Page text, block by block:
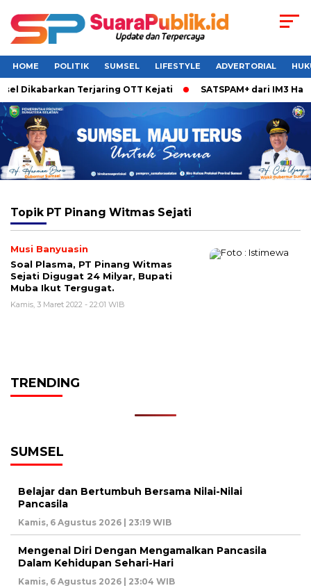
HOME POLITIK SUMSEL LIFESTYLE ADVERTORIAL
Dikabarkan Terjaring OTT Kejati SATSPAM+ dari IM3
Topik PT Pinang Witmas Sejati
Musi Banyuasin
Soal Plasma, PT Pinang Witmas
Sejati Digugat 24 Milyar, Bupati
Muba Ikut Tergugat.
Kamis, 3 Maret 2022 - 22:01 WIB
TRENDING
SUMSEL
Belajar dan Bertumbuh Bersama Nilai-Nilai
Pancasila
Kamis, 6 Agustus 2026 | 23:19 WIB
Mengenal Diri Dengan Mengamalkan Pancasila
Dalam Kehidupan Sehari-Hari
Kamis, 6 Agustus 2026 | 23:04 WIB